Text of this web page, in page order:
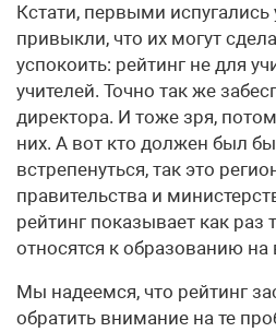
Кстати, первыми испугались
привыкли, что их могут
успокоить: рейтинг не для
учителей. Точно так же
директора. И тоже зря,
них. А вот кто должен был
встрепенуться, так это
правительства и
рейтинг показывает как раз
относятся к образованию
Мы надеемся, что рейтинг
обратить внимание на те